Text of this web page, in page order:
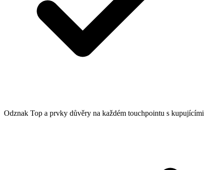
Odznak Top a prvky důvěry na každém touchpointu s kupujícími